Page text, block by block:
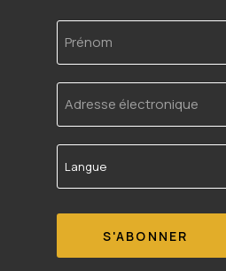
Prénom
Adresse
électronique
Langue